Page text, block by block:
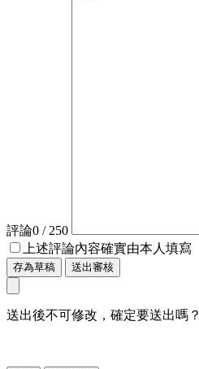
評論0 / 250
上述評論內容確實由本人填寫
存為草稿 送出審核
送出後不可修改，確定要送出嗎？